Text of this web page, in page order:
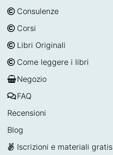
Consulenze
Corsi
Libri Originali
Come leggere i libri
Negozio
FAQ
Recensioni
Blog
Iscrizioni e materiali gratis